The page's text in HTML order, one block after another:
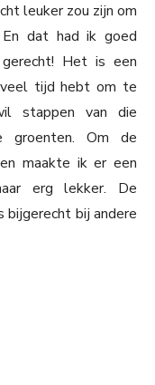
leuker zou zijn om
En dat had ik goed
Het is een
tijd hebt om te
stappen van die
groenten. Om de
maakte ik er een
erg lekker. De
bijgerecht bij andere